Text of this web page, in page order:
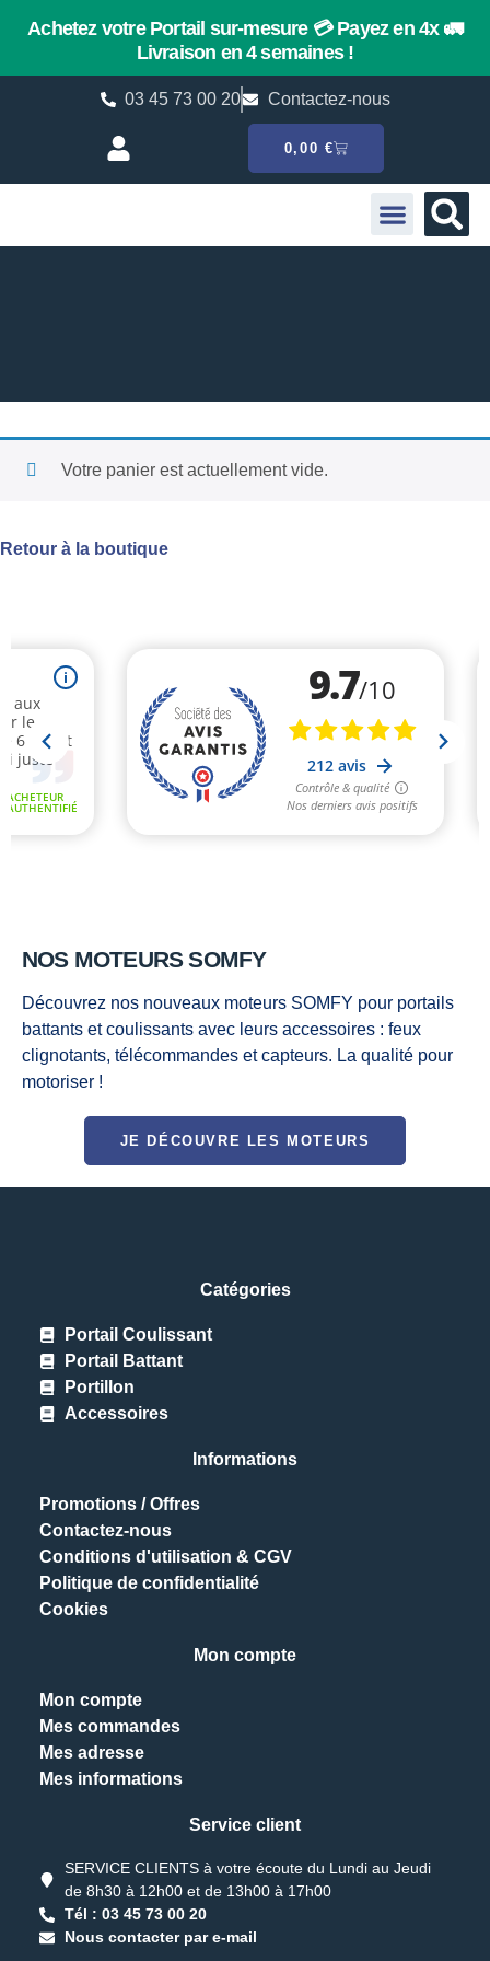
Achetez votre Portail sur-mesure 💳 Payez en 4x 🚛
Livraison en 4 semaines !
03 45 73 00 20 Contactez-nous
0,00 €
Votre panier est actuellement vide.
Retour à la boutique
NOS MOTEURS SOMFY
Découvrez nos nouveaux moteurs SOMFY pour portails
battants et coulissants avec leurs accessoires : feux
clignotants, télécommandes et capteurs. La qualité pour
motoriser !
JE DÉCOUVRE LES MOTEURS
Catégories
Portail Coulissant
Portail Battant
Portillon
Accessoires
Informations
Promotions / Offres
Contactez-nous
Conditions d'utilisation & CGV
Politique de confidentialité
Cookies
Mon compte
Mon compte
Mes commandes
Mes adresse
Mes informations
Service client
SERVICE CLIENTS à votre écoute du Lundi au Jeudi
de 8h30 à 12h00 et de 13h00 à 17h00
Tél : 03 45 73 00 20
Nous contacter par e-mail